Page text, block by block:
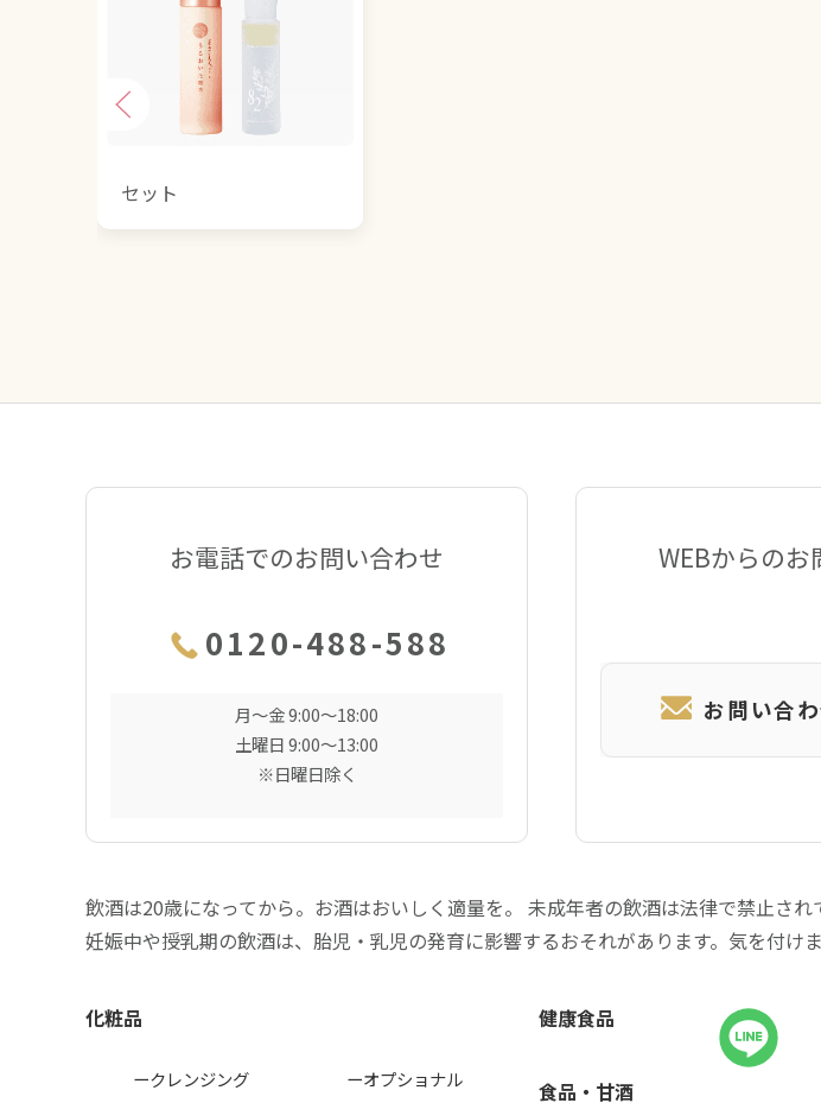
セット
お電話でのお問い合わせ
0120-488-588
月〜金 9:00〜18:00
土曜日 9:00〜13:00
※日曜日除く
WEBからのお
お問い合
飲酒は20歳になってから。お酒はおいしく適量を。 未成年者の飲酒は法律で禁止され
妊娠中や授乳期の飲酒は、胎児・乳児の発育に影響するおそれがあります。気を付けま
化粧品
ークレンジング ーオプショナル
健康食品
食品・甘酒